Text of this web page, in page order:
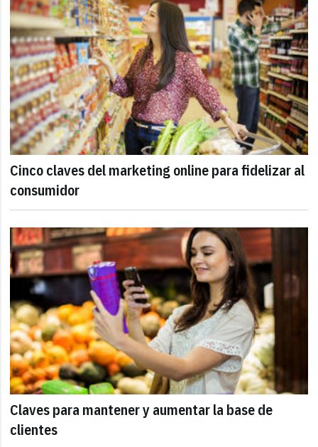
Cinco claves del marketing online para fidelizar al
consumidor
Claves para mantener y aumentar la base de
clientes